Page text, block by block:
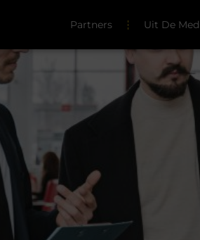
Partners Uit De